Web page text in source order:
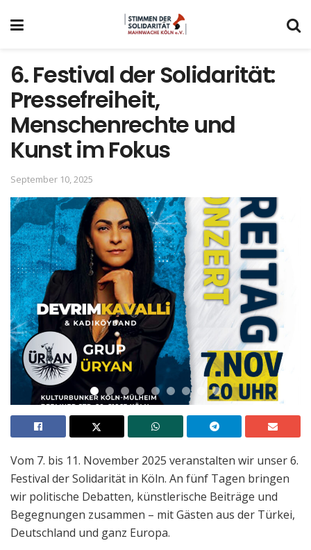
6. Festival der Solidarität:
Pressefreiheit,
Menschenrechte und
Kunst im Fokus
September 10, 2025
Vom 7. bis 11. November 2025 veranstalten wir unser 6.
Festival der Solidarität in Köln. An fünf Tagen bringen
wir politische Debatten, künstlerische Beiträge und
Begegnungen zusammen – mit Gästen aus der Türkei,
Deutschland und ganz Europa.